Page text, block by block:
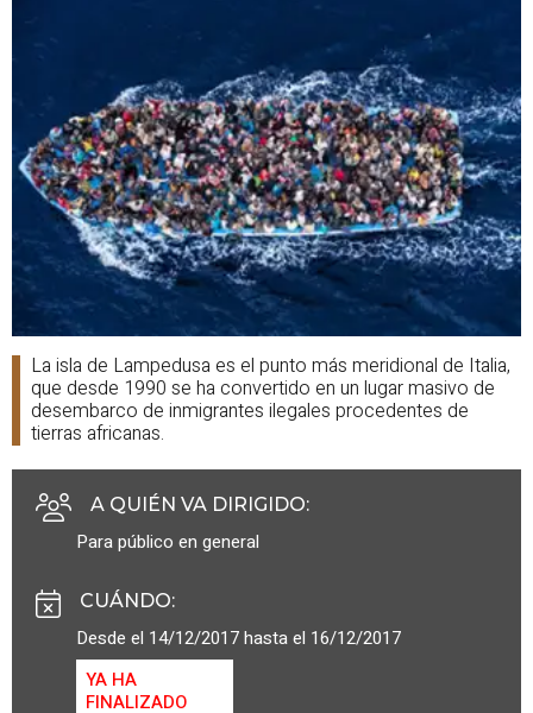
La isla de Lampedusa es el punto más meridional de Italia,
que desde 1990 se ha convertido en un lugar masivo de
desembarco de inmigrantes ilegales procedentes de
tierras africanas.
A QUIÉN VA DIRIGIDO:
Para público en general
CUÁNDO:
Desde el 14/12/2017 hasta el 16/12/2017
YA HA
FINALIZADO